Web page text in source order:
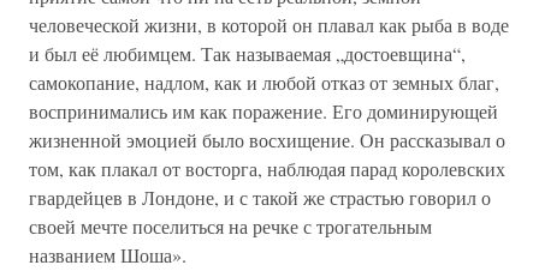
человеческой жизни, в которой он плавал как рыба в воде
и был её любимцем. Так называемая „достоевщина“,
самокопание, надлом, как и любой отказ от земных благ,
воспринимались им как поражение. Его доминирующей
жизненной эмоцией было восхищение. Он рассказывал о
том, как плакал от восторга, наблюдая парад королевских
гвардейцев в Лондоне, и с такой же страстью говорил о
своей мечте поселиться на речке с трогательным
названием Шоша».